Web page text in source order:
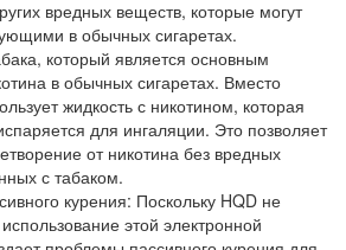
вредных веществ, которые могут
в обычных сигаретах.
который является основным
в обычных сигаретах. Вместо
жидкость с никотином, которая
для ингаляции. Это позволяет
от никотина без вредных
с табаком.
курения: Поскольку HQD не
этой электронной